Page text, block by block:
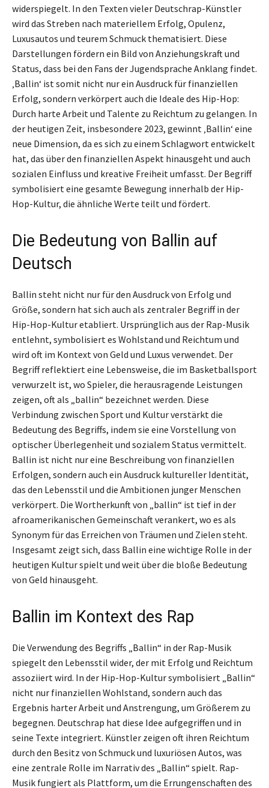
widerspiegelt. In den Texten vieler Deutschrap-Künstler
wird das Streben nach materiellem Erfolg, Opulenz,
Luxusautos und teurem Schmuck thematisiert. Diese
Darstellungen fördern ein Bild von Anziehungskraft und
Status, dass bei den Fans der Jugendsprache Anklang findet.
‚Ballin‘ ist somit nicht nur ein Ausdruck für finanziellen
Erfolg, sondern verkörpert auch die Ideale des Hip-Hop:
Durch harte Arbeit und Talente zu Reichtum zu gelangen. In
der heutigen Zeit, insbesondere 2023, gewinnt ‚Ballin‘ eine
neue Dimension, da es sich zu einem Schlagwort entwickelt
hat, das über den finanziellen Aspekt hinausgeht und auch
sozialen Einfluss und kreative Freiheit umfasst. Der Begriff
symbolisiert eine gesamte Bewegung innerhalb der Hip-
Hop-Kultur, die ähnliche Werte teilt und fördert.
Die Bedeutung von Ballin auf
Deutsch
Ballin steht nicht nur für den Ausdruck von Erfolg und
Größe, sondern hat sich auch als zentraler Begriff in der
Hip-Hop-Kultur etabliert. Ursprünglich aus der Rap-Musik
entlehnt, symbolisiert es Wohlstand und Reichtum und
wird oft im Kontext von Geld und Luxus verwendet. Der
Begriff reflektiert eine Lebensweise, die im Basketballsport
verwurzelt ist, wo Spieler, die herausragende Leistungen
zeigen, oft als „ballin“ bezeichnet werden. Diese
Verbindung zwischen Sport und Kultur verstärkt die
Bedeutung des Begriffs, indem sie eine Vorstellung von
optischer Überlegenheit und sozialem Status vermittelt.
Ballin ist nicht nur eine Beschreibung von finanziellen
Erfolgen, sondern auch ein Ausdruck kultureller Identität,
das den Lebensstil und die Ambitionen junger Menschen
verkörpert. Die Wortherkunft von „ballin“ ist tief in der
afroamerikanischen Gemeinschaft verankert, wo es als
Synonym für das Erreichen von Träumen und Zielen steht.
Insgesamt zeigt sich, dass Ballin eine wichtige Rolle in der
heutigen Kultur spielt und weit über die bloße Bedeutung
von Geld hinausgeht.
Ballin im Kontext des Rap
Die Verwendung des Begriffs „Ballin“ in der Rap-Musik
spiegelt den Lebensstil wider, der mit Erfolg und Reichtum
assoziiert wird. In der Hip-Hop-Kultur symbolisiert „Ballin“
nicht nur finanziellen Wohlstand, sondern auch das
Ergebnis harter Arbeit und Anstrengung, um Größerem zu
begegnen. Deutschrap hat diese Idee aufgegriffen und in
seine Texte integriert. Künstler zeigen oft ihren Reichtum
durch den Besitz von Schmuck und luxuriösen Autos, was
eine zentrale Rolle im Narrativ des „Ballin“ spielt. Rap-
Musik fungiert als Plattform, um die Errungenschaften des